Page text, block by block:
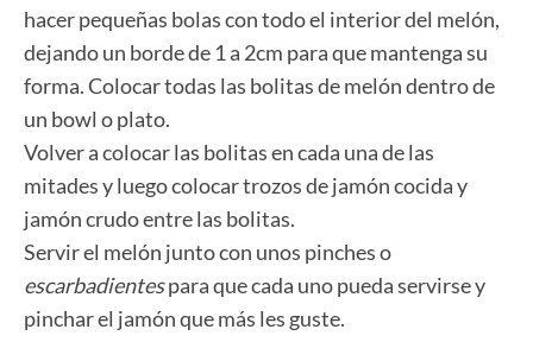
hacer pequeñas bolas con todo el interior del melón,
dejando un borde de 1 a 2cm para que mantenga su
forma. Colocar todas las bolitas de melón dentro de
un bowl o plato.
Volver a colocar las bolitas en cada una de las
mitades y luego colocar trozos de jamón cocida y
jamón crudo entre las bolitas.
Servir el melón junto con unos pinches o
escarbadientespara que cada uno pueda servirse y
pinchar el jamón que más les guste.